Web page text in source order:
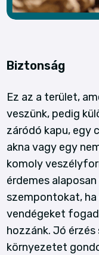
Biztonság
Ez az a terület,
veszünk, pedig
záródó kapu, egy
akna vagy egy
komoly
érdemes
szempontokat, ha
vendégeket
hozzánk. Jó
környezetet